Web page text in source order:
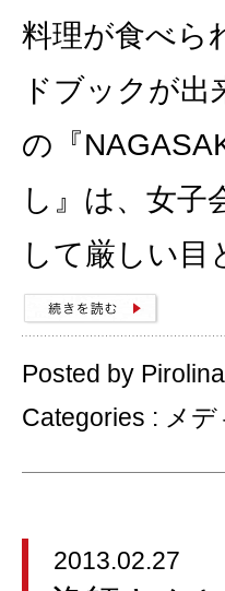
料理が食べら
ドブックが出
の『
し』は、女子
して厳しい
Posted by
Categories : メデ
2013.02.27